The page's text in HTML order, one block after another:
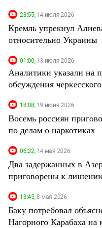
23:55,14 июля 2026
Кремль упрекнул
относительно Украины
01:00,13 июля 2026
Аналитики указали на
обсуждения
18:08,19 июня 2026
Восемь россиян
по делам о наркотиках
06:32,14 мая 2026
Два задержанных в
приговорены к
13:45,8 мая 2026
Баку потребовал
Нагорного Карабаха на